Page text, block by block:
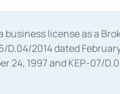
business license as a
D.04/2014 dated
24, 1997 and KEP-07/
on the decree of